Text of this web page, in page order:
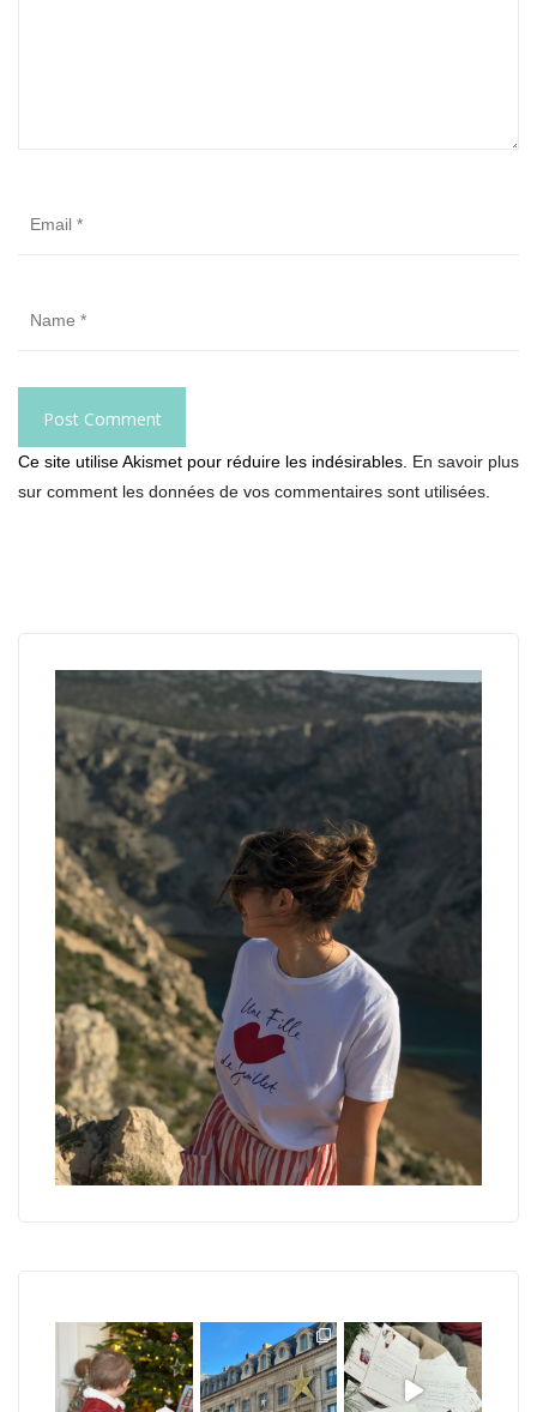
Ce site utilise Akismet pour réduire les indésirables. En savoir plus
sur comment les données de vos commentaires sont utilisées